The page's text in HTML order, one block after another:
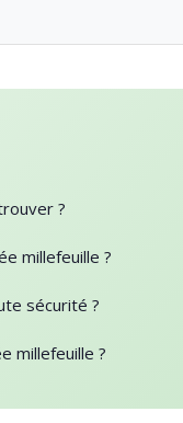
?
millefeuille ?
sécurité ?
millefeuille ?